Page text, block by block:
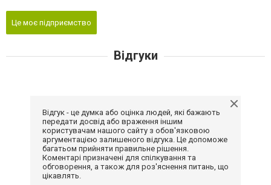
Це моє підприємство
Відгуки
Відгук - це думка або оцінка людей, які бажають
передати досвід або враження іншим
користувачам нашого сайту з обов'язковою
аргументацією залишеного відгука. Це допоможе
багатьом прийняти правильне рішення.
Коментарі призначені для спілкування та
обговорення, а також для роз'яснення питань, що
цікавлять.